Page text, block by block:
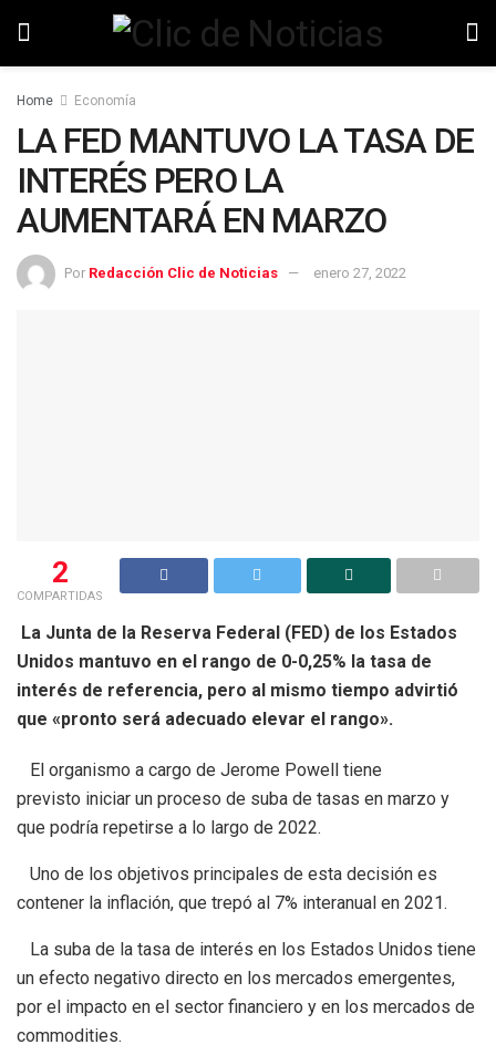
Home Economía
LA FED MANTUVO LA TASA DE
INTERÉS PERO LA
AUMENTARÁ EN MARZO
Por Redacción Clic de Noticias enero 27, 2022
2
COMPARTIDAS
La Junta de la Reserva Federal (FED) de los Estados
Unidos mantuvo en el rango de 0-0,25% la tasa de
interés de referencia, pero al mismo tiempo advirtió
que «pronto será adecuado elevar el rango».
El organismo a cargo de Jerome Powell tiene
previsto iniciar un proceso de suba de tasas en marzo y
que podría repetirse a lo largo de 2022.
Uno de los objetivos principales de esta decisión es
contener la inflación, que trepó al 7% interanual en 2021.
La suba de la tasa de interés en los Estados Unidos tiene
un efecto negativo directo en los mercados emergentes,
por el impacto en el sector financiero y en los mercados de
commodities.